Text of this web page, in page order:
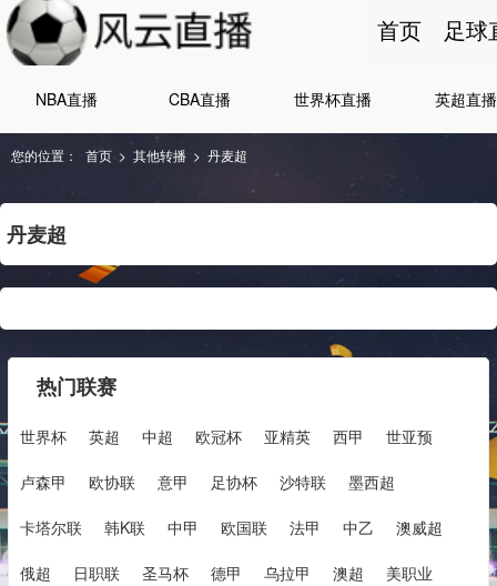
首页 足球
NBA直播 CBA直播 世界杯直播 英超直播
您的位置： 首页 > 其他转播 > 丹麦超
丹麦超
热门联赛
世界杯 英超 中超 欧冠杯 亚精英 西甲 世亚预
卢森甲 欧协联 意甲 足协杯 沙特联 墨西超
卡塔尔联 韩K联 中甲 欧国联 法甲 中乙 澳威超
俄超 日职联 圣马杯 德甲 乌拉甲 澳超 美职业